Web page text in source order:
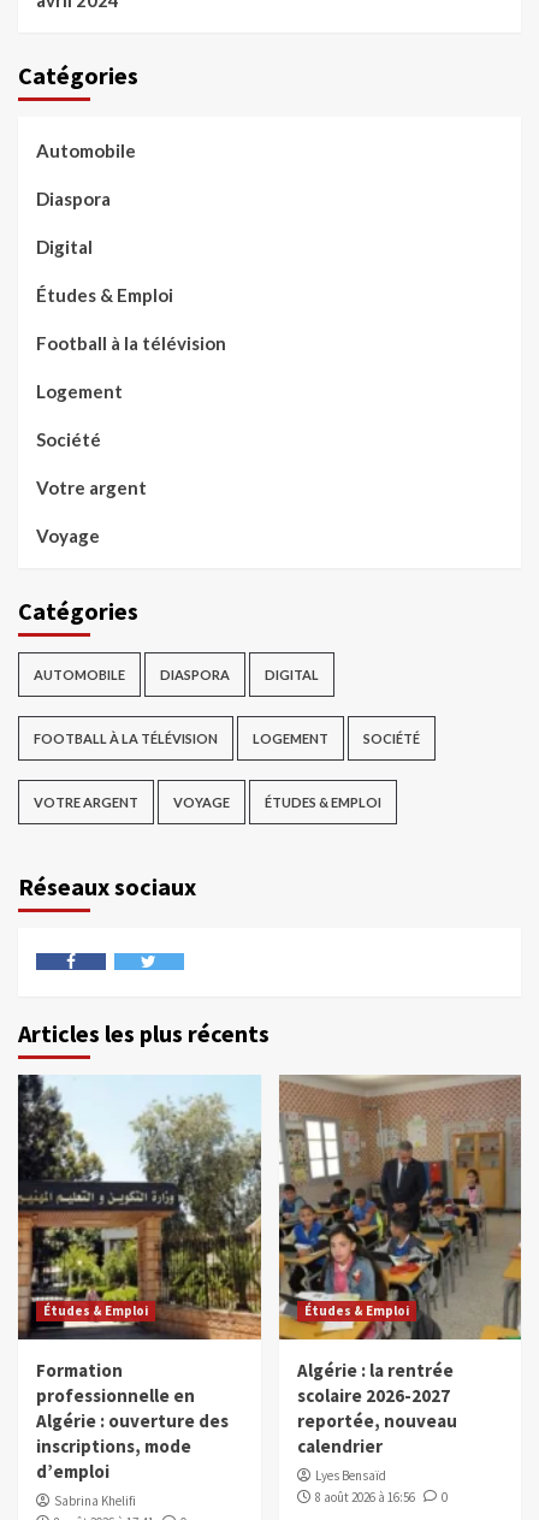
Catégories
Automobile
Diaspora
Digital
Études & Emploi
Football à la télévision
Logement
Société
Votre argent
Voyage
Catégories
AUTOMOBILE DIASPORA DIGITAL
FOOTBALL À LA TÉLÉVISION LOGEMENT SOCIÉTÉ
VOTRE ARGENT VOYAGE ÉTUDES & EMPLOI
Réseaux sociaux
Articles les plus récents
Études & Emploi
Formation
professionnelle en
Algérie : ouverture des
inscriptions, mode
d’emploi
Sabrina Khelifi
Études & Emploi
Algérie : la rentrée
scolaire 2026-2027
reportée, nouveau
calendrier
Lyes Bensaïd
8 août 2026 à 16:56
0